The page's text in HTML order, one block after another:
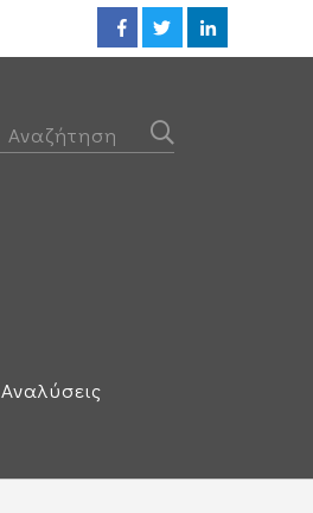
ΕΕ: Αλληλεγγύη στην
Αναλύσεις